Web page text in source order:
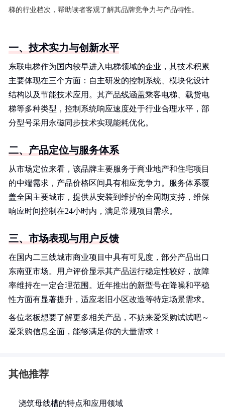
梯的行业档次，帮助读者客观了解其品牌竞争力与产品特性。
一、技术实力与创新水平
东联电梯作为国内较早进入电梯领域的企业，其技术积累
主要体现在三个方面：自主研发的控制系统、模块化设计
结构以及节能技术应用。其产品线涵盖乘客电梯、载货电
梯等多种类型，控制系统响应速度处于行业合理水平，部
分型号采用永磁同步技术实现能耗优化。
二、产品定位与服务体系
从市场定位来看，该品牌主要服务于商业地产和住宅项目
的中端需求，产品价格区间具有相应竞争力。服务体系覆
盖全国主要城市，提供从安装到维护的全周期支持，维保
响应时间控制在24小时内，满足常规项目需求。
三、市场表现与用户反馈
在国内二三线城市商业项目中具有可见度，部分产品出口
东南亚市场。用户评价显示其产品运行稳定性较好，故障
率维持在一定合理范围。近年推出的新型号在降噪和平稳
性方面有显著提升，适应老旧小区改造等特定场景需求。
各位老板想要了解更多相关产品，不妨来爱采购试试吧～
爱采购信息全面，能够满足你的大量需求！
其他推荐
浇筑母线槽的特点和应用领域